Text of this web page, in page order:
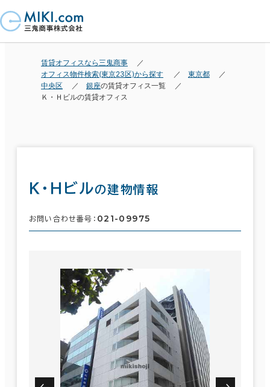
賃貸オフィスなら三鬼商事
オフィス物件検索(東京23区)から探す
東京都
中央区
銀座の賃貸オフィス一覧
Ｋ・Ｈビルの賃貸オフィス
Ｋ・Ｈビルの建物情報
お問い合わせ番号： 021-09975